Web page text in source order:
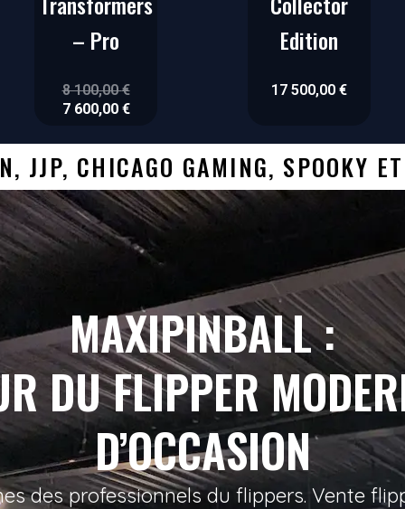
– Pro
8 100,00€
7 600,00 €
Edition
17 500,00 €
JJP, CHICAGO GAMING, SPOOKY
MAXIPINBALL :
DU FLIPPER
D’OCCASION
des professionnels du flippers. Vente